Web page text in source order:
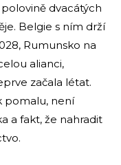
dvacátých
Belgie s ním drží
Rumunsko na
alianci,
začala létat.
pomalu, není
a fakt, že nahradit